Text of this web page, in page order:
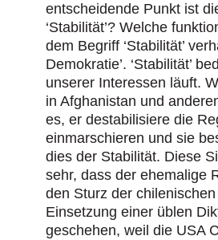
entscheidende Punkt ist
‘Stabilität’? Welche
dem Begriff ‘Stabilität’
Demokratie’. ‘Stabilität’
unserer Interessen läuft.
in Afghanistan und
es, er destabilisiere die
einmarschieren und sie
dies der Stabilität. Diese
sehr, dass der ehemalige
den Sturz der
Einsetzung einer üblen
geschehen, weil die USA